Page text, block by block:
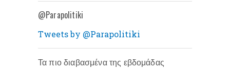
@Parapolitiki
Tweets by @Parapolitiki
Τα πιο διαβασμένα της εβδομάδας